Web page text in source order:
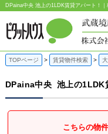
DPaina中央 池上の1LDK賃貸アパート！
TOPページ 賃貸物件検索
DPaina中央 池上の1LDK
こちらの物